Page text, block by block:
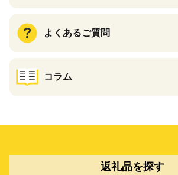
よくあるご質問
コラム
返礼品を探す